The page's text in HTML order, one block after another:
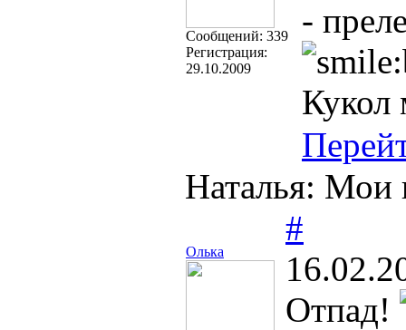
Cообщений: 339
Регистрация:
29.10.2009
-
Кукол
Наталья: Мои
Олька
#
Отпад!